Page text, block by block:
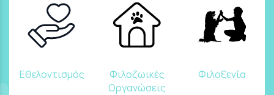
Εθελοντισμός
Φιλοζωικές
Οργανώσεις
Φιλοξενία